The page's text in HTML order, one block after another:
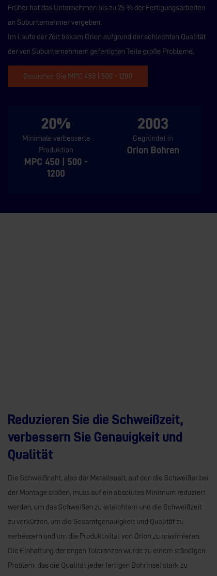
Früher hat das Unternehmen bis zu 25 % der Fertigungsarbeiten
an Subunternehmer vergeben.
Im Laufe der Zeit bekam Orion aufgrund der schlechten Qualität
der von Subunternehmern gefertigten Teile große Probleme.
Besuchen Sie MPC 450 | 500 - 1200
20%
Minimale verbesserte
Produktion
MPC 450 | 500 -
1200
2003
Gegründet in
Orion Bohren
Reduzieren Sie die Schweißzeit,
verbessern Sie Genauigkeit und
Qualität
Die Schweißnaht, also der Metallspalt, auf den die Schweißer bei
der Montage stoßen, muss auf ein absolutes Minimum reduziert
werden, um das Schweißen zu erleichtern und die Schweißzeit
zu verkürzen, um die Gesamtgenauigkeit und Qualität zu
verbessern und um die Produktivität von Orion zu maximieren.
Die Einhaltung der engen Toleranzen wurde zu einem ständigen
Problem, das die Qualität jeder fertigen Bohrinsel stark zu